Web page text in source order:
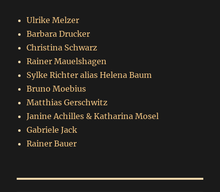
Ulrike Melzer
Barbara Drucker
Christina Schwarz
Rainer Mauelshagen
Sylke Richter alias Helena Baum
Bruno Moebius
Matthias Gerschwitz
Janine Achilles & Katharina Mosel
Gabriele Jack
Rainer Bauer